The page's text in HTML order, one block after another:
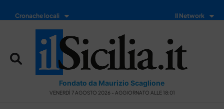
Cronache locali Il Network
Fondato da Maurizio Scaglione
VENERDÌ 7 AGOSTO 2026 - AGGIORNATO ALLE 18:01